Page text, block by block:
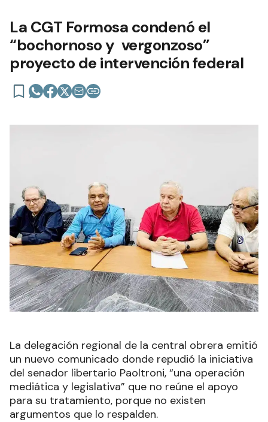
La CGT Formosa condenó el
“bochornoso y vergonzoso”
proyecto de intervención federal
La delegación regional de la central obrera emitió
un nuevo comunicado donde repudió la iniciativa
del senador libertario Paoltroni, “una operación
mediática y legislativa” que no reúne el apoyo
para su tratamiento, porque no existen
argumentos que lo respalden.